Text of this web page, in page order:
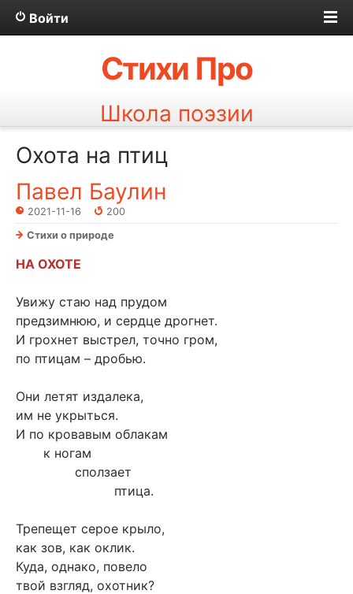
Войти
Стихи Про
Школа поэзии
Охота на птиц
Павел Баулин
2021-11-16
200
Стихи о природе
НА ОХОТЕ
Увижу стаю над прудом
предзимнюю, и сердце дрогнет.
И грохнет выстрел, точно гром,
по птицам – дробью.
Они летят издалека,
им не укрыться.
И по кровавым облакам
к ногам
сползает
птица.
Трепещет серое крыло,
как зов, как оклик.
Куда, однако, повело
твой взгляд, охотник?